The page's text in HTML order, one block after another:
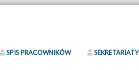
SPIS PRACOWNIKÓW SEKRETARIATY